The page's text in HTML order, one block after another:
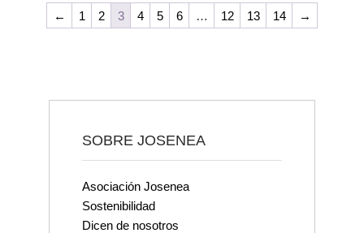
← 1 2 3 4 5 6 … 12 13 14 →
SOBRE JOSENEA
Asociación Josenea
Sostenibilidad
Dicen de nosotros